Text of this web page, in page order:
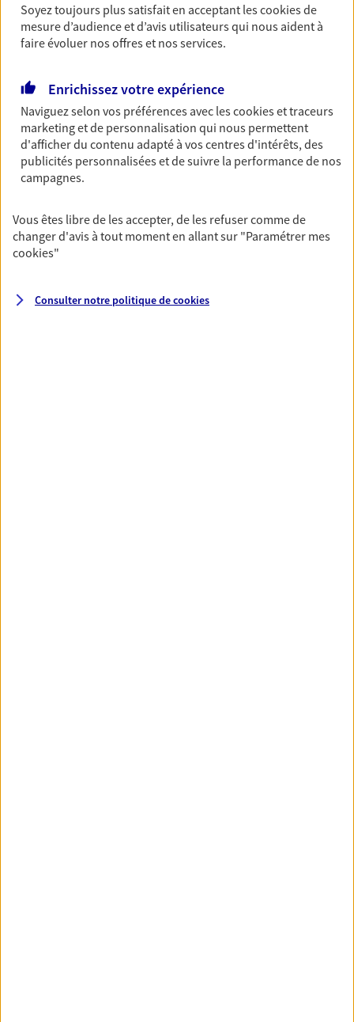
Retraite
Préparez sereinement ce nouveau chapitre de
notre solution PER (Plan Epargne Retraite)
spécialement conçue pour la retraite.
Découvrir l'offre Retraite
Prévoyance
contrat prévoyance. Préservez vos proches en cas
d'accident ou de maladie en optant pour les
garanties incapacité temporaire totale de travail,
Découvrir l'offre Prévoyance
Soyez toujours plus satisfait en acceptant lescookiesde
mesure d’audience et d’avis utilisateurs qui nous aident à
faire évoluer nos offres et nos services.
Enrichissez votre expérience
Naviguez selon vos préférences avec lescookies et traceurs
marketing et de personnalisation qui nous permettent
d'afficher du contenu adapté à vos centres d'intérêts, des
publicités personnalisées et de suivre la performance de nos
campagnes.
Vous êtes libre de les accepter, de les refuser comme de
changer d'avis à tout moment en allant sur "Paramétrer mes
cookies"
Consulter notre politique decookies